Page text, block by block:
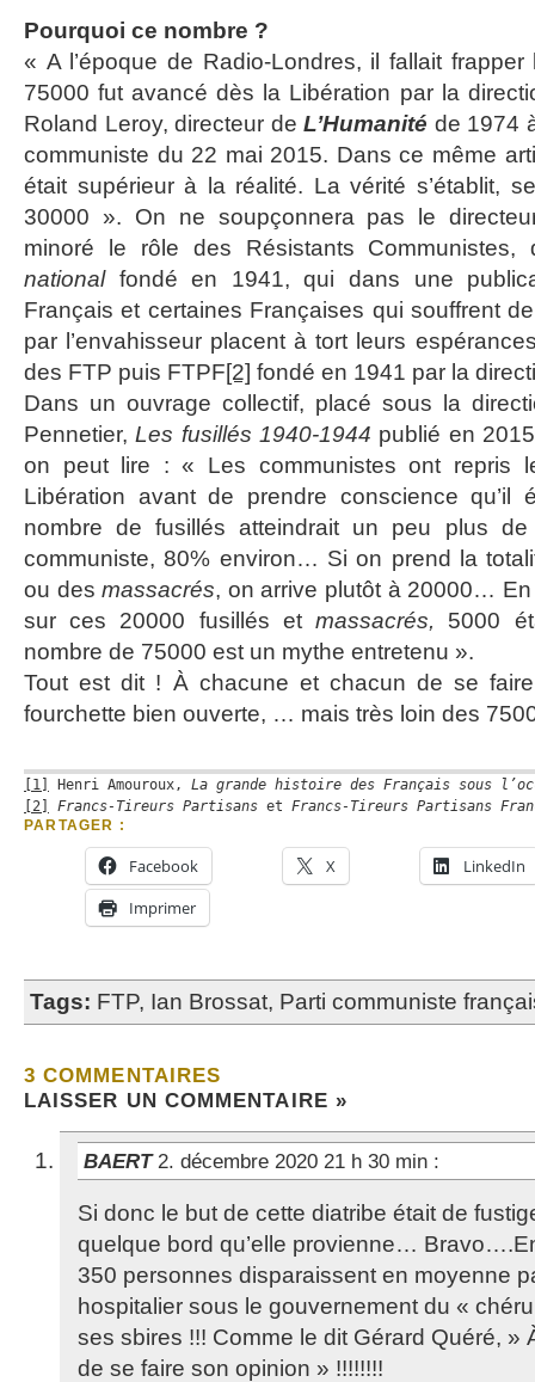
Pourquoi ce nombre ?
« A l’époque de Radio-Londres, il fallait
75000 fut avancé dès la Libération par la
Roland Leroy, directeur deL’Humanité de 1974
communiste du 22 mai 2015. Dans ce même
était supérieur à la réalité. La vérité s’établit,
30000 ». On ne soupçonnera pas le
minoré le rôle des Résistants
nationalfondé en 1941, qui dans une
Français et certaines Françaises qui souffrent
par l’envahisseur placent à tort leurs
des FTP puis FTPF[2] fondé en 1941 par la
Dans un ouvrage collectif, placé sous la
Pennetier,Les fusillés 1940-1944 publié en
on peut lire : « Les communistes ont repris
Libération avant de prendre conscience qu’il
nombre de fusillés atteindrait un peu plus
communiste, 80% environ… Si on prend la
ou desmassacrés, on arrive plutôt à 20000…
sur ces 20000 fusillés etmassacrés, 5000
nombre de 75000 est un mythe entretenu ».
Tout est dit ! À chacune et chacun de se
fourchette bien ouverte, … mais très loin des
[1] Henri Amouroux, La grande histoire des Français sous
[2]
Francs-Tireurs Partisans et Francs-Tireurs Partisans
PARTAGER :
Facebook X
LinkedIn
Imprimer
Tags: FTP, Ian Brossat, Parti communiste
3 COMMENTAIRES
LAISSER UN COMMENTAIRE »
BAERT2. décembre 2020 21 h 30 min :
Si donc le but de cette diatribe était de
quelque bord qu’elle provienne…
350 personnes disparaissent en moyenne
hospitalier sous le gouvernement du «
ses sbires !!! Comme le dit Gérard Quéré, »
de se faire son opinion » !!!!!!!!